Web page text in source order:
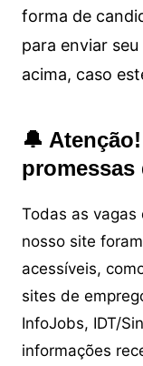
forma de
para enviar
acima, caso
🔔
promessas
Todas as vagas
nosso site
acessíveis,
sites de
InfoJobs, IDT/
informações